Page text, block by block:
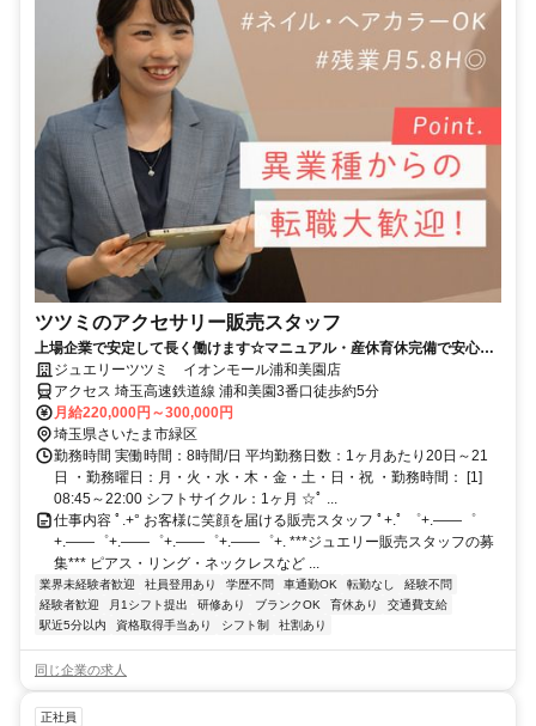
ツツミのアクセサリー販売スタッフ
上場企業で安定して長く働けます☆マニュアル・産休育休完備で安心☆
年休119日☆残業月5h◎
ジュエリーツツミ イオンモール浦和美園店
アクセス 埼玉高速鉄道線 浦和美園3番口徒歩約5分
月給220,000円～300,000円
埼玉県さいたま市緑区
勤務時間 実働時間：8時間/日 平均勤務日数：1ヶ月あたり20日～21
日 ・勤務曜日：月・火・水・木・金・土・日・祝 ・勤務時間： [1]
08:45～22:00 シフトサイクル：1ヶ月 ☆ﾟ ...
仕事内容 ﾟ.+° お客様に笑顔を届ける販売スタッフ ﾟ+.ﾟ ゜+.――゜
+.――゜+.――゜+.――゜+.――゜+. ***ジュエリー販売スタッフの募
集*** ピアス・リング・ネックレスなど ...
業界未経験者歓迎 社員登用あり 学歴不問 車通勤OK 転勤なし
経験不問
経験者歓迎
月1シフト提出 研修あり ブランクOK 育休あり
交通費支給
駅近5分以内
資格取得手当あり シフト制 社割あり
同じ企業の求人
正社員